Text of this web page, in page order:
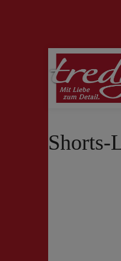
Zur Suche springen Zur
Shorts-